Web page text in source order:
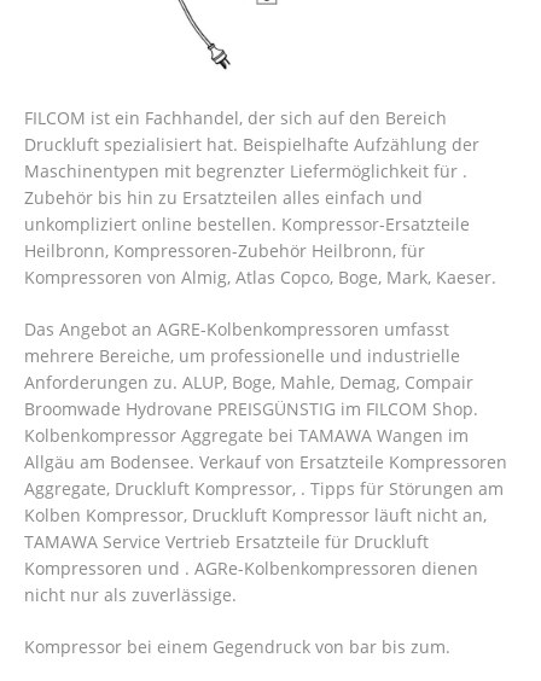
FILCOM ist ein Fachhandel, der sich auf den Bereich
Druckluft spezialisiert hat. Beispielhafte Aufzählung der
Maschinentypen mit begrenzter Liefermöglichkeit für .
Zubehör bis hin zu Ersatzteilen alles einfach und
unkompliziert online bestellen. Kompressor-Ersatzteile
Heilbronn, Kompressoren-Zubehör Heilbronn, für
Kompressoren von Almig, Atlas Copco, Boge, Mark, Kaeser.
Das Angebot an AGRE-Kolbenkompressoren umfasst
mehrere Bereiche, um professionelle und industrielle
Anforderungen zu. ALUP, Boge, Mahle, Demag, Compair
Broomwade Hydrovane PREISGÜNSTIG im FILCOM Shop.
Kolbenkompressor Aggregate bei TAMAWA Wangen im
Allgäu am Bodensee. Verkauf von Ersatzteile Kompressoren
Aggregate, Druckluft Kompressor, . Tipps für Störungen am
Kolben Kompressor, Druckluft Kompressor läuft nicht an,
TAMAWA Service Vertrieb Ersatzteile für Druckluft
Kompressoren und . AGRe-Kolbenkompressoren dienen
nicht nur als zuverlässige.
Kompressor bei einem Gegendruck von bar bis zum.